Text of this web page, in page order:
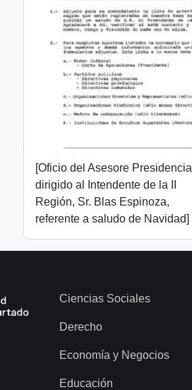
[Oficio del Asesore Presidencial
dirigido al Intendente de la II
Región, Sr. Blas Espinoza,
referente a saludo de Navidad]
Ciencias Sociales
Derecho
Economía y Negocios
Educación